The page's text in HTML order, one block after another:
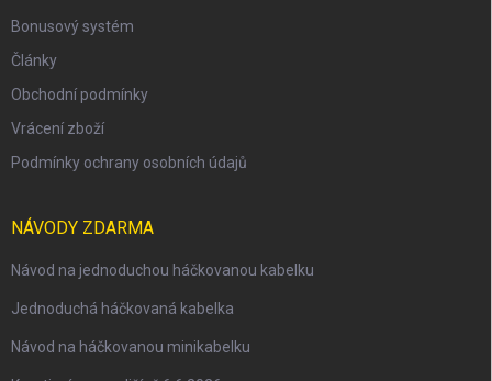
Bonusový systém
Články
Obchodní podmínky
Vrácení zboží
Podmínky ochrany osobních údajů
NÁVODY ZDARMA
Návod na jednoduchou háčkovanou kabelku
Jednoduchá háčkovaná kabelka
Návod na háčkovanou minikabelku